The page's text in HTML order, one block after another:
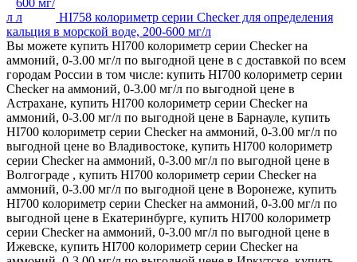
л
HI758 колориметр серии Checker для определения
кальция в морской воде, 200-600 мг/л
Вы можете купить HI700 колориметр серии Checker на
аммоний, 0-3.00 мг/л по выгодной цене в с доставкой по всем
городам России в том числе: купить HI700 колориметр серии
Checker на аммоний, 0-3.00 мг/л по выгодной цене в
Астрахане, купить HI700 колориметр серии Checker на
аммоний, 0-3.00 мг/л по выгодной цене в Барнауле, купить
HI700 колориметр серии Checker на аммоний, 0-3.00 мг/л по
выгодной цене во Владивостоке, купить HI700 колориметр
серии Checker на аммоний, 0-3.00 мг/л по выгодной цене в
Волгограде , купить HI700 колориметр серии Checker на
аммоний, 0-3.00 мг/л по выгодной цене в Воронеже, купить
HI700 колориметр серии Checker на аммоний, 0-3.00 мг/л по
выгодной цене в Екатеринбурге, купить HI700 колориметр
серии Checker на аммоний, 0-3.00 мг/л по выгодной цене в
Ижевске, купить HI700 колориметр серии Checker на